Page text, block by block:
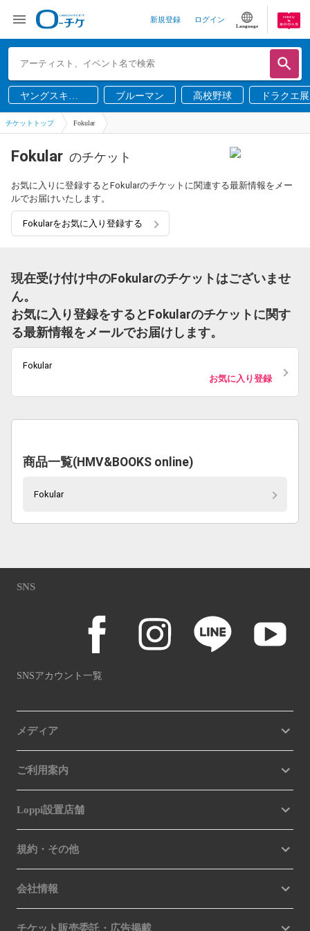
新規登録 ログイン
Language
ヤングスキニ
ー
ブルーマン 高校野球 ドラクエ展
チケットトップ Fokular
Fokular のチケット
お気に入りに登録するとFokularのチケットに関連する最新情報をメー
ルでお届けいたします。
Fokularをお気に入り登録する
現在受け付け中のFokularのチケットはございませ
ん。
お気に入り登録をするとFokularのチケットに関す
る最新情報をメールでお届けします。
Fokular
お気に入り登録
商品一覧(HMV&BOOKS online)
Fokular
SNS
SNSアカウント一覧
メディア
ご利用案内
Loppi設置店舗
規約・その他
会社情報
チケット販売委託・広告掲載